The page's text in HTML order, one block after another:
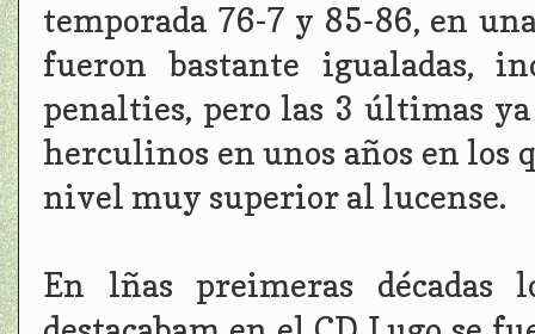
temporada 76-7 y 85-86, en
fueron bastante igualadas,
penalties, pero las 3 últimas
herculinos en unos años en
nivel muy superior al lucense.
En lñas preimeras décadas